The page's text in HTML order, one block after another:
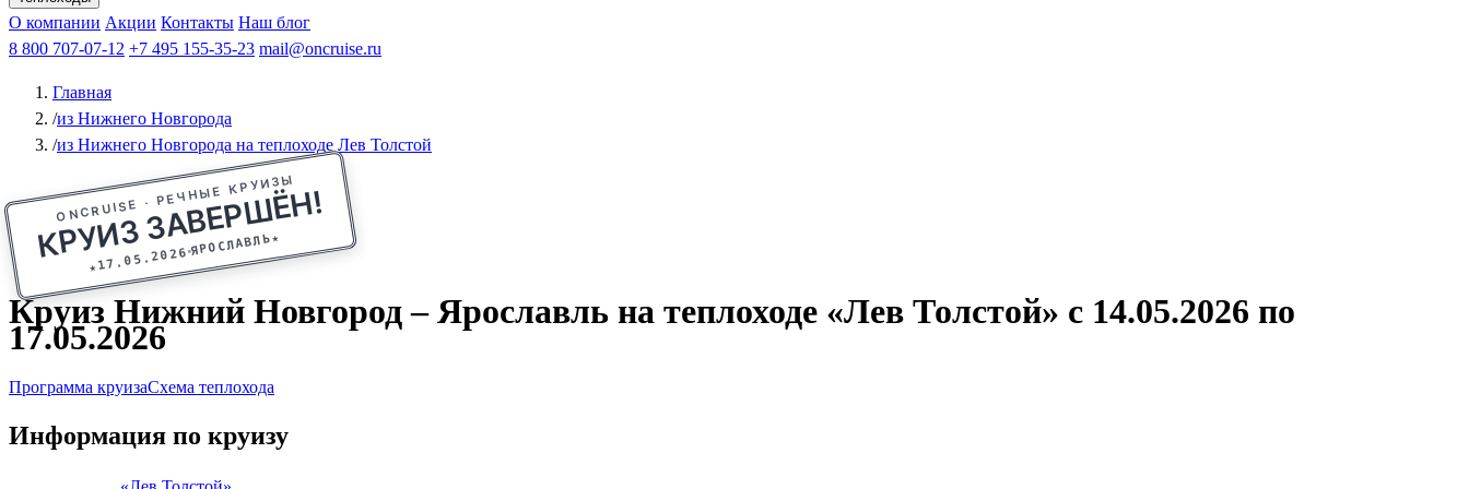
Афанасий Никитин Октябрьская революция
О компании Акции Контакты Наш блог
8 800 707-07-12 +7 495 155-35-23 mail@oncruise.ru
Главная
/из Нижнего Новгорода
/из Нижнего Новгорода на теплоходе Лев Толстой
ONCRUISE · РЕЧНЫЕ КРУИЗЫ
КРУИЗ ЗАВЕРШЁН!
★17.05.2026ЯРОСЛАВЛЬ★
Круиз Нижний Новгород – Ярославль на теплоходе «Лев Толстой» с 14.05.2026 по
17.05.2026
Программа круизаСхема теплохода
Информация по круизу